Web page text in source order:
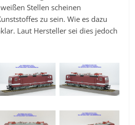
Stellen scheinen
zu sein. Wie es dazu
Laut Hersteller sei dies jedoch